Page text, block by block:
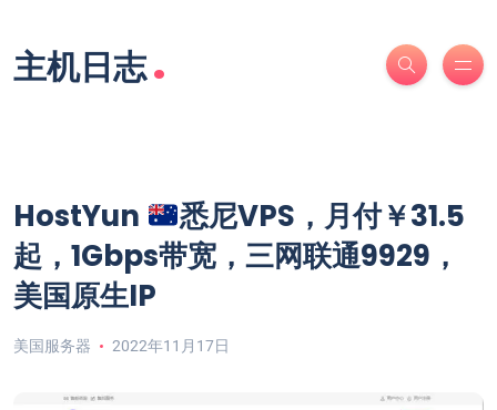
主机日志.
HostYun
悉尼VPS，月付￥31.5
起，1Gbps带宽，三网联通9929，
美国原生IP
美国服务器 2022年11月17日